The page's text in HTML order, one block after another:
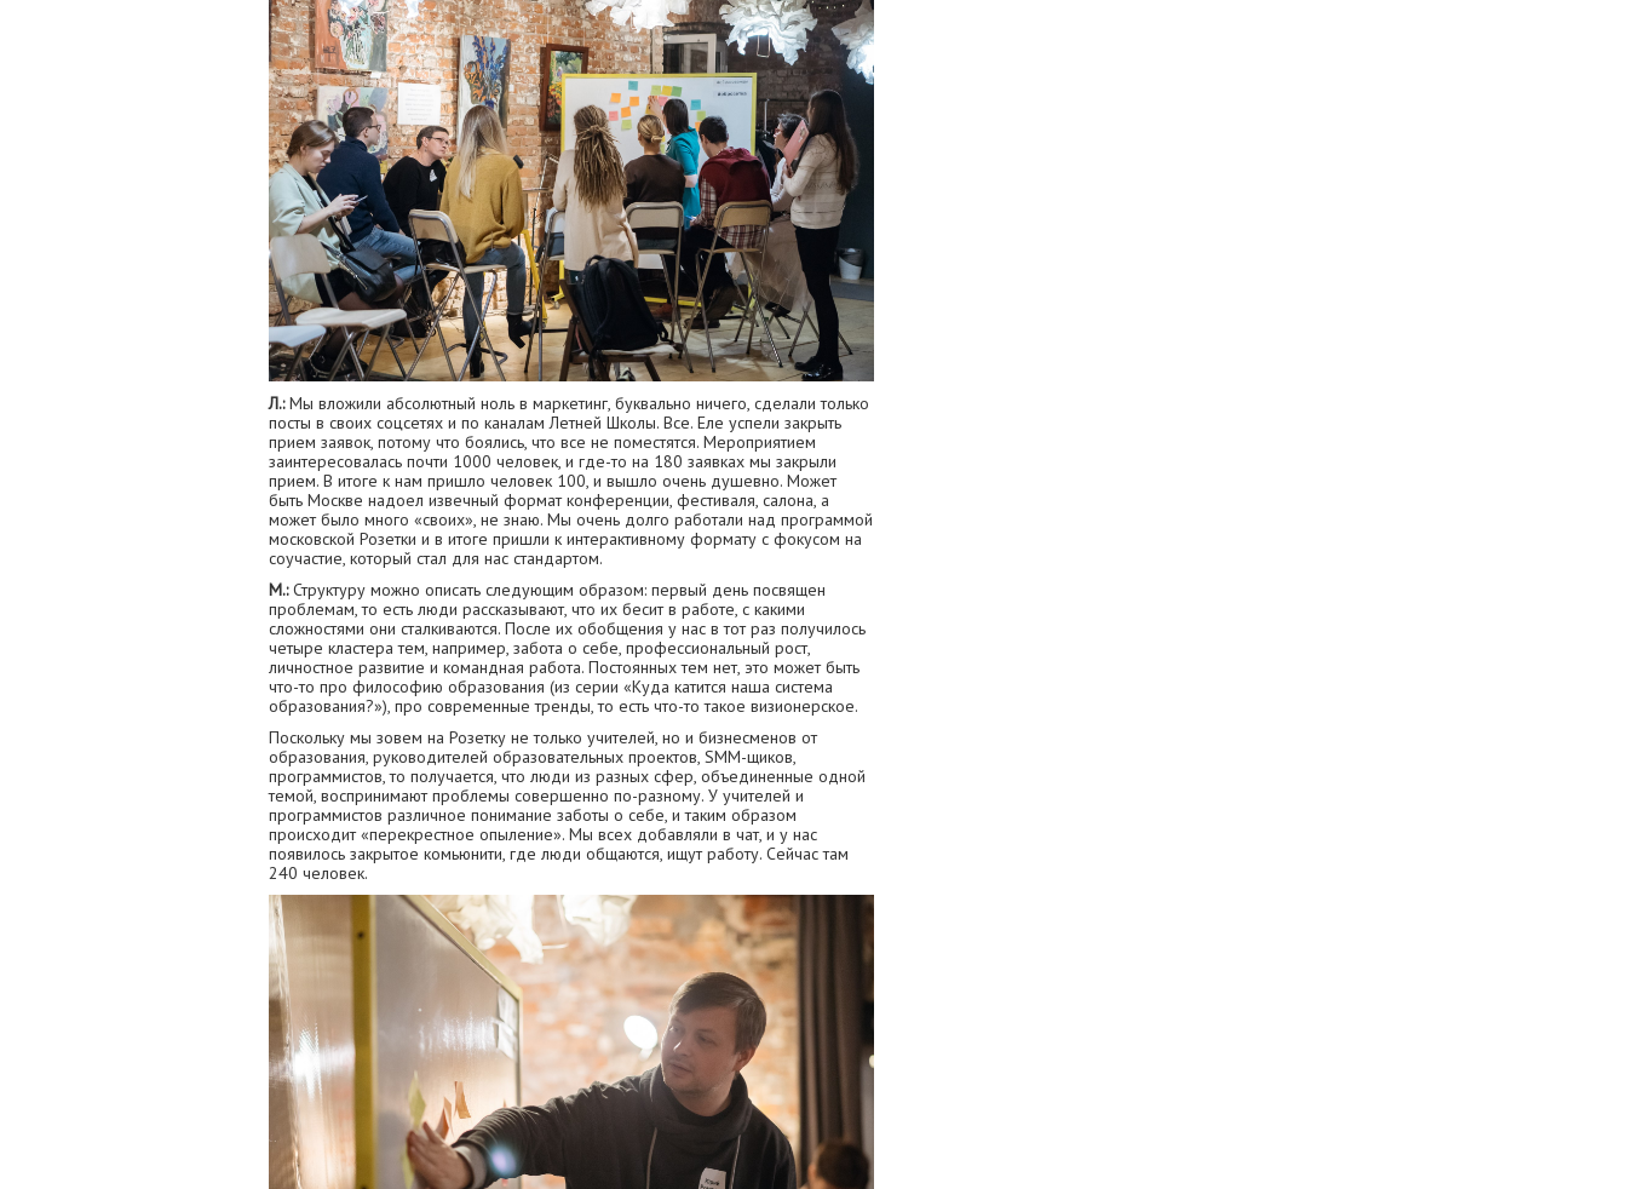
Л.:Мы вложили абсолютный ноль в маркетинг, буквально ничего, сделали только
посты в своих соцсетях и по каналам Летней Школы. Все. Еле успели закрыть
прием заявок, потому что боялись, что все не поместятся. Мероприятием
заинтересовалась почти 1000 человек, и где-то на 180 заявках мы закрыли
прием. В итоге к нам пришло человек 100, и вышло очень душевно. Может
быть Москве надоел извечный формат конференции, фестиваля, салона, а
может было много «своих», не знаю. Мы очень долго работали над программой
московской Розетки и в итоге пришли к интерактивному формату с фокусом на
соучастие, который стал для нас стандартом.
М.:Структуру можно описать следующим образом: первый день посвящен
проблемам, то есть люди рассказывают, что их бесит в работе, с какими
сложностями они сталкиваются. После их обобщения у нас в тот раз получилось
четыре кластера тем, например, забота о себе, профессиональный рост,
личностное развитие и командная работа. Постоянных тем нет, это может быть
что-то про философию образования (из серии «Куда катится наша система
образования?»), про современные тренды, то есть что-то такое визионерское.
Поскольку мы зовем на Розетку не только учителей, но и бизнесменов от
образования, руководителей образовательных проектов, SMM-щиков,
программистов, то получается, что люди из разных сфер, объединенные одной
темой, воспринимают проблемы совершенно по-разному. У учителей и
программистов различное понимание заботы о себе, и таким образом
происходит «перекрестное опыление». Мы всех добавляли в чат, и у нас
появилось закрытое комьюнити, где люди общаются, ищут работу. Сейчас там
240 человек.